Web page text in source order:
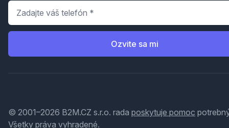
Telefón
Ozvite sa mi
© 2001–2026 B2M.CZ s.r.o. rada poskytuje pomoc
Všetky práva vyhradené.